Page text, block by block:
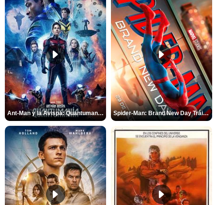
Ant-Man y la Avispa: Quantumanía Tráiler (2) Spider-Man: Brand New Day Tráiler (3)